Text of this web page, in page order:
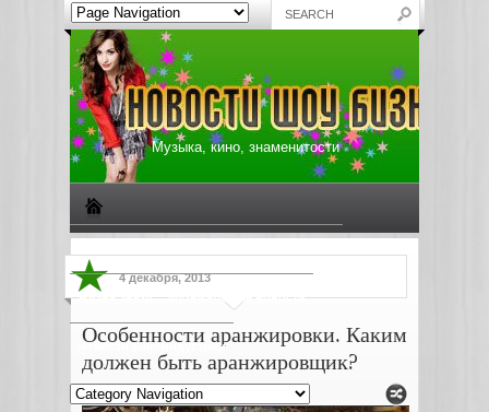
Музыка, кино, знаменитости
Жизнь звезд Музыкальные новости
Новости киноиндустрии
4 декабря, 2013
Особенности аранжировки. Каким
должен быть аранжировщик?